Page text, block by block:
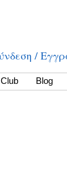
/
Βlog